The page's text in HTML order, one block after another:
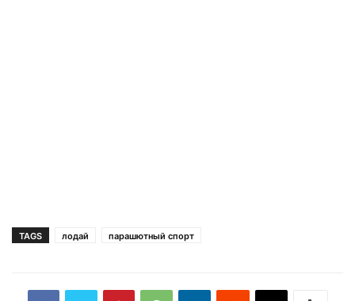
TAGS лодай парашютный спорт